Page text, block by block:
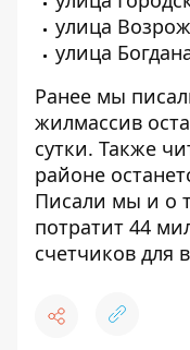
улица
улица
Ранее мы
жилмассив
сутки. Также
районе
Писали мы и о
потратит 44
счетчиков для